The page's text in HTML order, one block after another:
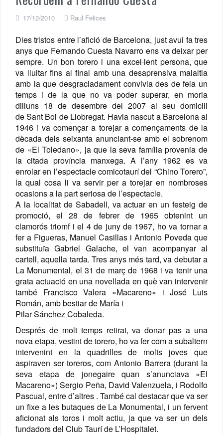
17/12/2010 Raul Felices
Dies tristos entre l’afició de Barcelona, just avui fa tres
anys que Fernando Cuesta Navarro ens va deixar per
sempre. Un bon torero i una excel·lent persona, que
va lluitar fins al final amb una desaprensiva malaltia
amb la que desgraciadament convivia des de feia un
temps i de la que no va poder superar, en moria
dilluns 18 de desembre del 2007 al seu domicili
de Sant Boi de Llobregat. Havia nascut a Barcelona al
1946 i va començar a torejar a començaments de la
dècada dels seixanta anunciant-se amb el sobrenom
de «El Toledano», ja que la seva família provenia de
la citada província manxega. A l’any 1962 es va
enrolar en l’espectacle comicotaurí del “Chino Torero”,
la qual cosa li va servir per a torejar en nombroses
ocasions a la part seriosa de l’espectacle.
A la localitat de Sabadell, va actuar en un festeig de
promoció, el 28 de febrer de 1965 obtenint un
clamorós triomf i el 4 de juny de 1967, ho va tornar a
fer a Figueras, Manuel Casillas i Antonio Poveda que
substituïa Gabriel Galache, el van acompanyar al
cartell, aquella tarda. Tres anys més tard, va debutar a
La Monumental, el 31 de març de 1968 i va tenir una
grata actuació en una novellada en què van intervenir
també Francisco Valera «Macareno» i José Luis
Román, amb bestiar de María i
Pilar Sánchez Cobaleda.
Després de molt temps retirat, va donar pas a una
nova etapa, vestint de torero, ho va fer com a subaltern
intervenint en la quadrilles de molts joves que
aspiraven ser toreros, com Antonio Barrera (durant la
seva etapa de jonegaire quan s’anunciava «El
Macareno») Sergio Peña, David Valenzuela, i Rodolfo
Pascual, entre d’altres . També cal destacar que va ser
un fixe a les butaques de La Monumental, i un fervent
aficionat als toros i molt actiu, ja que va ser un dels
fundadors del Club Taurí de L’Hospitalet.